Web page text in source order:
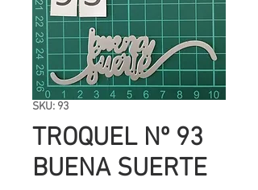
SKU: 93
TROQUEL Nº 93
BUENA SUERTE